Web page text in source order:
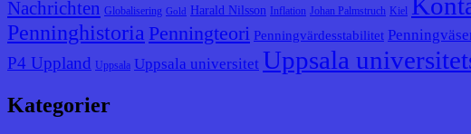
Nachrichten Globalisering Gold Harald Nilsson Inflation Johan Palmstruch Kiel
Penninghistoria Penningteori Penningvärdesstabilitet
P4 Uppland Uppsala Uppsala universitet Uppsala
Kategorier